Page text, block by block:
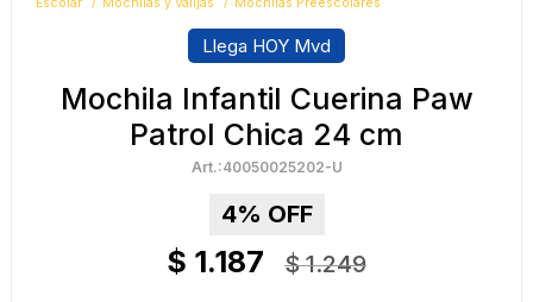
Escolar Mochilas y Valijas Mochilas Preescolares
Llega HOY Mvd
Mochila Infantil Cuerina Paw
Patrol Chica 24 cm
40050025202-U
4
$ 1.187 $ 1.249